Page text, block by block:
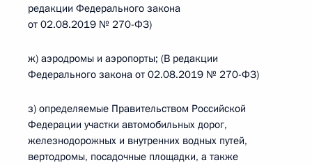
редакции Федерального закона
от 02.08.2019 № 270-ФЗ)
ж) аэродромы и аэропорты; (В редакции
Федерального закона от 02.08.2019 № 270-ФЗ)
з) определяемые Правительством Российской
Федерации участки автомобильных дорог,
железнодорожных и внутренних водных путей,
вертодромы, посадочные площадки, а также